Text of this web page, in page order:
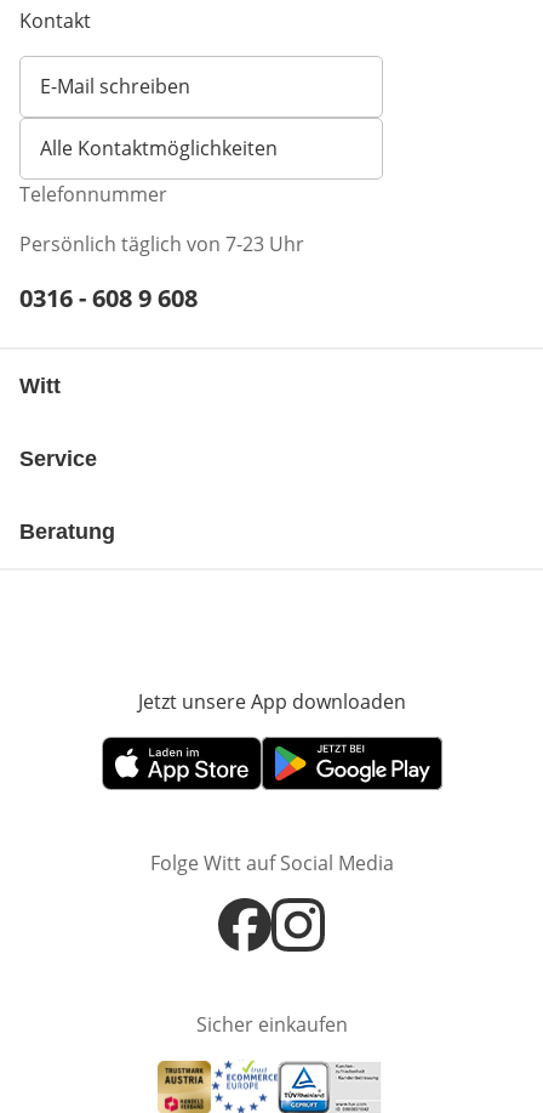
Kontakt
E-Mail schreiben
Öffnet E-Mail-Client
Alle Kontaktmöglichkeiten
Telefonnummer
Persönlich täglich von 7-23 Uhr
Telefonnummer:
0316 - 608 9 608
Witt
Service
Beratung
Jetzt unsere App downloaden
Öffnet in neuem FensterÖffnet in neuem Fenster
Folge Witt auf Social Media
Öffnet in neuem Fenster
Öffnet in neuem Fenster
Sicher einkaufen